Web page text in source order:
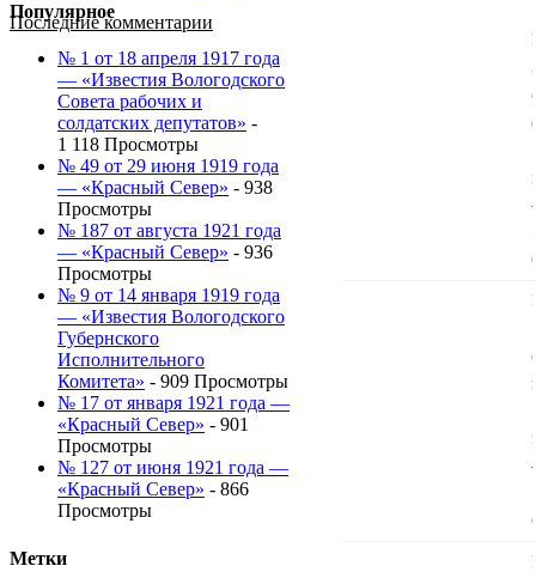
Последние комментарии
Популярное
№ 1 от 18 апреля 1917 года
— «Известия Вологодского
Совета рабочих и
солдатских депутатов» -
1 118 Просмотры
№ 49 от 29 июня 1919 года
— «Красный Север» - 938
Просмотры
№ 187 от августа 1921 года
— «Красный Север» - 936
Просмотры
№ 9 от 14 января 1919 года
— «Известия Вологодского
Губернского
Исполнительного
Комитета» - 909 Просмотры
№ 17 от января 1921 года —
«Красный Север» - 901
Просмотры
№ 127 от июня 1921 года —
«Красный Север» - 866
Просмотры
Метки